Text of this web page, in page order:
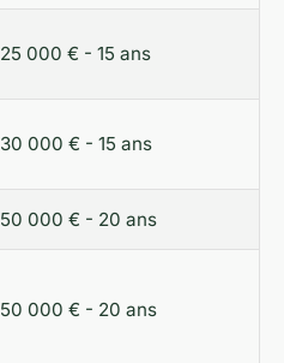
25 000 € - 15 ans
30 000 € - 15 ans
50 000 € - 20 ans
50 000 € - 20 ans